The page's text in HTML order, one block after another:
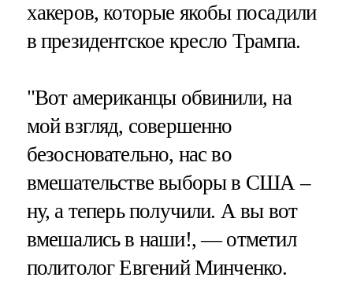
хакеров, которые якобы посадили
в президентское кресло Трампа.
"Вот американцы обвинили, на
мой взгляд, совершенно
безосновательно, нас во
вмешательстве выборы в США –
ну, а теперь получили. А вы вот
вмешались в наши!, — отметил
политолог Евгений Минченко.